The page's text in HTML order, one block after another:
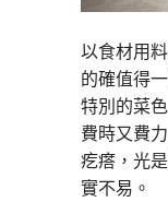
以食材用
的確值得
特別的菜
費時又費
疙瘩，光
實不易。